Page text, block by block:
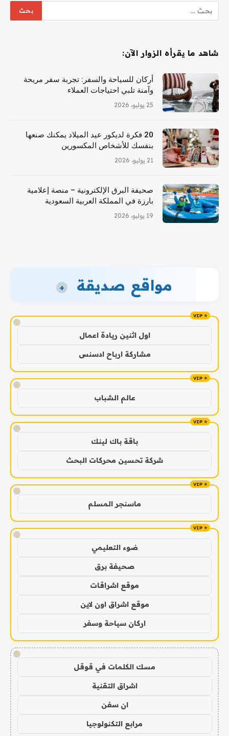
شاهد ما يقرأه الزوار الآن:
أركان للسياحة والسفر: تجربة سفر مريحة
وآمنة تلبي احتياجات العملاء
25 يوليو، 2026
20 فكرة لديكور عيد الميلاد يمكنك صنعها
بنفسك للأشخاص المكسورين
21 يوليو، 2026
صحيفة البرق الإلكترونية – منصة إعلامية
بارزة في المملكة العربية السعودية
19 يوليو، 2026
مواقع صديقة +
!
اول اثنين ريادة اعمال
مشاركة ارباح ادسنس
!
عالم الشباب
!
باقة باك لينك
شركة تحسين محركات البحث
!
ماسنجر المسلم
!
ضوء التعليمي
صحيفة برق
موقع اشراقات
موقع اشراق اون لاين
اركان سياحة وسفر
!
مسك الكلمات في قوقل
اشراق التقنية
ان سفن
مرابع التكنولوجيا